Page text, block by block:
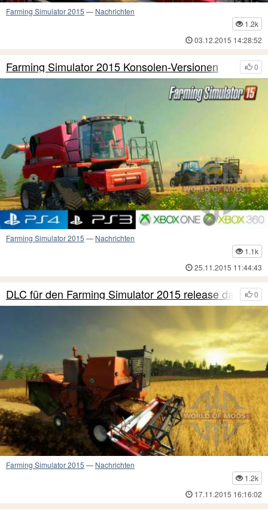
Farming Simulator 2015 — Nachrichten
1.2k
03.12.2015 14:28:52
0
Farming Simulator 2015 Konsolen-Versionen
Farming Simulator 2015 — Nachrichten
1.1k
25.11.2015 11:44:43
0
DLC für den Farming Simulator 2015 release date
Farming Simulator 2015 — Nachrichten
1.2k
17.11.2015 16:16:02